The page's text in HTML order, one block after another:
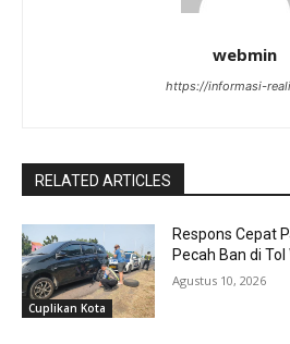
webmin
https://informasi-
RELATED ARTICLES
Cuplikan Kota
Respons Cepat
Pecah Ban di
Agustus 10, 2026